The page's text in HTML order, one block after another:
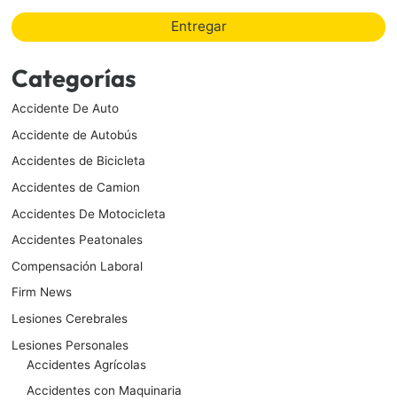
Entregar
Categorías
Accidente De Auto
Accidente de Autobús
Accidentes de Bicicleta
Accidentes de Camion
Accidentes De Motocicleta
Accidentes Peatonales
Compensación Laboral
Firm News
Lesiones Cerebrales
Lesiones Personales
Accidentes Agrícolas
Accidentes con Maquinaria